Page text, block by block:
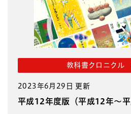
教科書クロニクル
2023年6月29日 更新
平成12年度版（平成12年～